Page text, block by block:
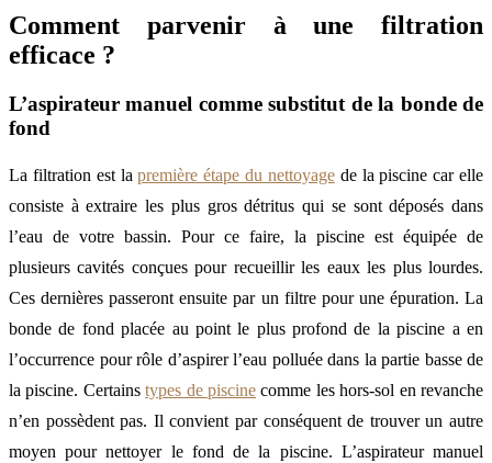
Comment parvenir à une filtration
efficace ?
L’aspirateur manuel comme substitut de la bonde de
fond
La filtration est lapremière étape du nettoyagede la piscine car elle
consiste à extraire les plus gros détritus qui se sont déposés dans
l’eau de votre bassin. Pour ce faire, la piscine est équipée de
plusieurs cavités conçues pour recueillir les eaux les plus lourdes.
Ces dernières passeront ensuite par un filtre pour une épuration. La
bonde de fond placée au point le plus profond de la piscine a en
l’occurrence pour rôle d’aspirer l’eau polluée dans la partie basse de
la piscine. Certainstypes de piscine comme les hors-sol en revanche
n’en possèdent pas. Il convient par conséquent de trouver un autre
moyen pour nettoyer le fond de la piscine. L’aspirateur manuel